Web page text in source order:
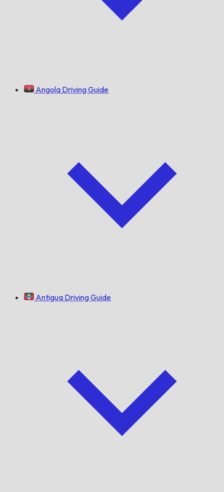
Angola Driving Guide
Antigua Driving Guide